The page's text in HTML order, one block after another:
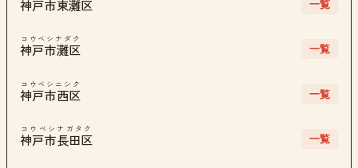
神戸市東灘区 一覧
神戸市灘区
コウベシナダク
一覧
神戸市西区
コウベシニシク
一覧
神戸市長田区
コウベシナガタク
一覧